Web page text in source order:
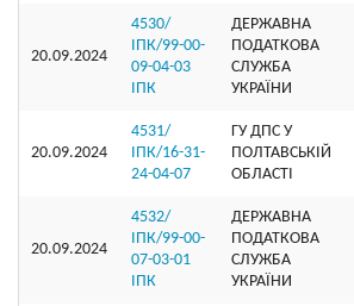
20.09.2024
4530/
ІПК/99-00-
09-04-03
ІПК
ДЕРЖАВНА
ПОДАТКОВА
СЛУЖБА
УКРАЇНИ
20.09.2024
4531/
ІПК/16-31-
24-04-07
ГУ ДПС У
ПОЛТАВСЬКІЙ
ОБЛАСТІ
20.09.2024
4532/
ІПК/99-00-
07-03-01
ІПК
ДЕРЖАВНА
ПОДАТКОВА
СЛУЖБА
УКРАЇНИ